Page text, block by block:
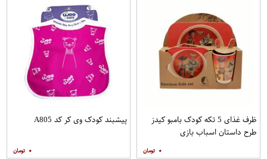
ظرف غذای 5 تکه کودک بامبو کیدز
طرح داستان اسباب بازی
۰
پیشبند کودک وی کر کد A805
۰